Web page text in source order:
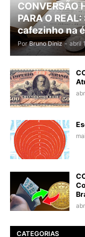
CONVERSÃO
PARA O
cafezinho na
Por Bruno Diniz - abril
CATEGORIAS